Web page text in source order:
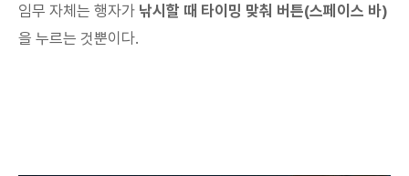
임무 자체는 행자가 낚시할 때 타이밍 맞춰 버튼(스페이스 바)
을 누르는 것뿐이다.